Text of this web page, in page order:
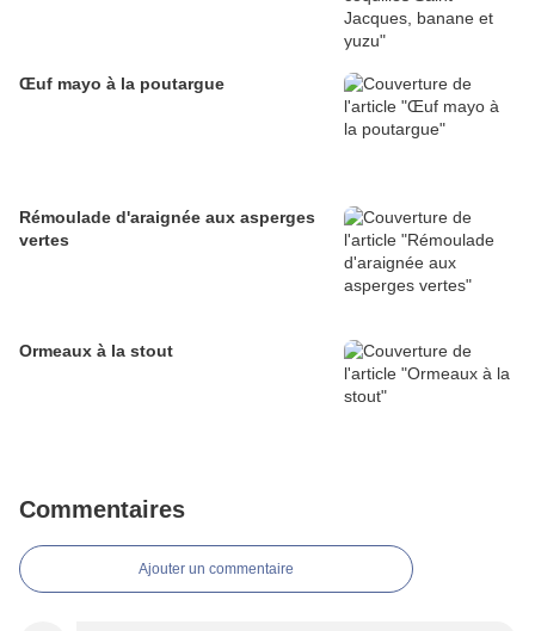
Œuf mayo à la poutargue
Rémoulade d'araignée aux asperges
vertes
Ormeaux à la stout
Commentaires
Ajouter un commentaire